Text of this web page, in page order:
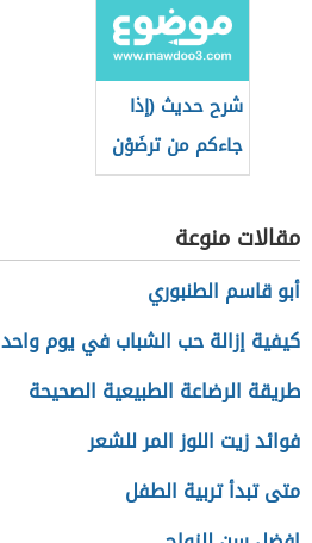
الدين)
شرح حديث (إذا
جاءكم من ترضَوْن
دينه)
مقالات منوعة
أبو قاسم الطنبوري
كيفية إزالة حب الشباب في يوم واحد
طريقة الرضاعة الطبيعية الصحيحة
فوائد زيت اللوز المر للشعر
متى تبدأ تربية الطفل